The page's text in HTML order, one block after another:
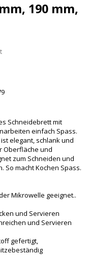
190 mm,
Schneidebrett mit
einfach Spass.
elegant, schlank und
Oberfläche und
zum Schneiden und
So macht Kochen Spass.
Mikrowelle geeignet..
und Servieren
und Servieren
gefertigt,